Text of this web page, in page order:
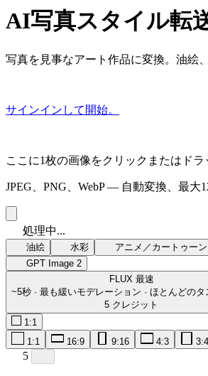
AI写真スタイル転
写真を見事なアート作品に変換。油絵
サインインして開始。
ここに1枚の画像をクリックまたはドラ
JPEG、PNG、WebP — 自動変換、最大
処理中...
油絵 水彩 アニメ／カートゥーン
GPT Image 2
FLUX 最速
~5秒 · 最も緩いモデレーション · ほとんどのタ
5 クレジット
1:1
1:1
16:9 9:16 4:3 3:4
5